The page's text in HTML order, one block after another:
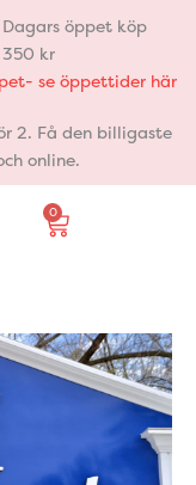
öppet köp
kr
se öppettider här
2. Få den billigaste
online.
0
Varukorg